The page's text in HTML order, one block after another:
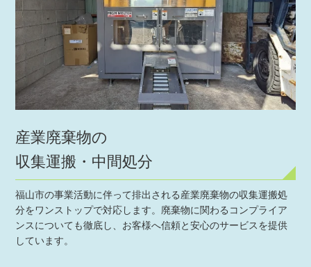
産業廃棄物の
収集運搬・中間処分
福山市の事業活動に伴って排出される産業廃棄物の収集運搬処
分をワンストップで対応します。廃棄物に関わるコンプライア
ンスについても徹底し、お客様へ信頼と安心のサービスを提供
しています。